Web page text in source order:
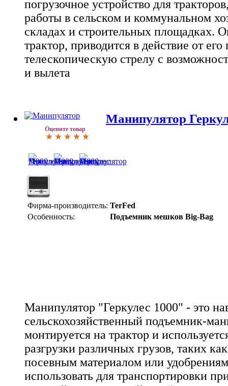
погрузочное устройство для
работы в сельском и коммунальном
складах и строительных площадках.
трактор, приводится в действие от
телескопическую стрелу с
и вылета
Оцените товар
Манипулятор
Фирма-производитель: TerFed
Особенность:
Подъемник мешков Big-Bag
Манипулятор "Геркулес 1000" - это
сельскохозяйственный подъемник-
монтируется на трактор и
разгрузки различных грузов, таких
посевным материалом или
использовать для транспортировки